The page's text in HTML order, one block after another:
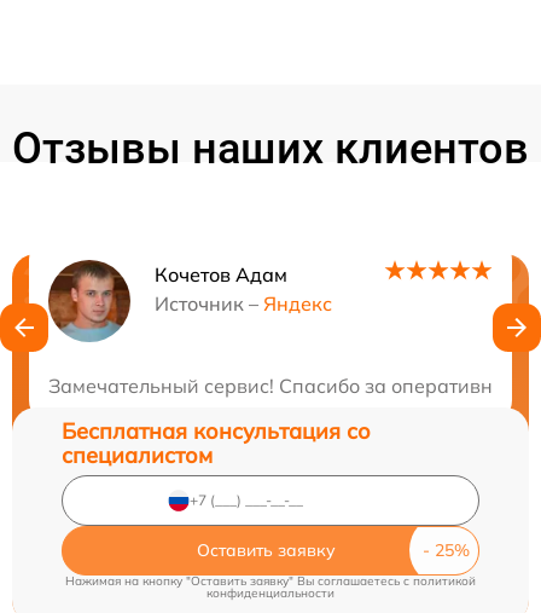
Отзывы наших клиентов
Кочетов Адам
Источник – Яндекс
Замечательный сервис! Спасибо за
Нужна консультация?
Бесплатная консультация со
специалистом
Оставить заявку
Нажимая на кнопку "Оставить заявку" Вы соглашаетесь cполитикой
конфиденциальности